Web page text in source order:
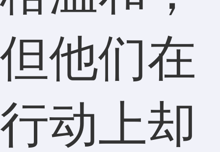
但他们在
行动上却